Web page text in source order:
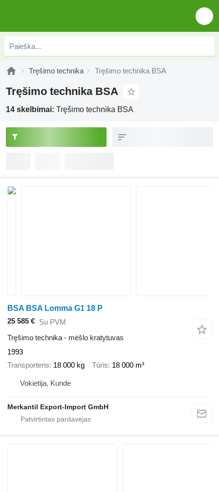
Tręšimo technika Tręšimo technika BSA
Tręšimo technika BSA
14 skelbimai: Tręšimo technika BSA
BSA BSA Lomma G1 18 P
25 585 € Su PVM
Tręšimo technika - mėšlo kratytuvas
1993
Transporteris 18 000 kg Tūris 18 000 m³
Vokietija, Kunde
Merkantil Export-Import GmbH